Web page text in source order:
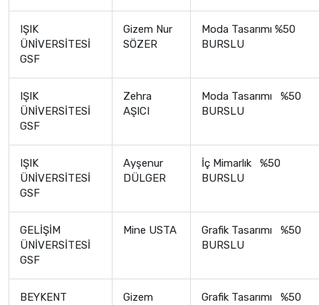
IŞIK
ÜNİVERSİTESİ
GSF
Gizem Nur
SÖZER
Moda Tasarımı %50
BURSLU
IŞIK
ÜNİVERSİTESİ
GSF
Zehra
AŞICI
Moda Tasarımı %50
BURSLU
IŞIK
ÜNİVERSİTESİ
GSF
Ayşenur
DÜLGER
İç Mimarlık %50
BURSLU
GELİŞİM
ÜNİVERSİTESİ
GSF
Mine USTA
Grafik Tasarımı %50
BURSLU
BEYKENT
Gizem
Grafik Tasarımı %50